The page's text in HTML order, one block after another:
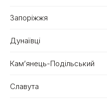
Запоріжжя
Дунаївці
Кам’янець-Подільський
Славута